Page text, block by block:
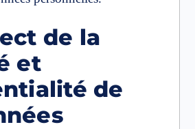
de la
et
de